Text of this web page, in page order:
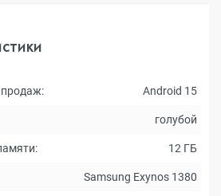
Android 15
голубой
12 ГБ
Samsung Exynos 1380